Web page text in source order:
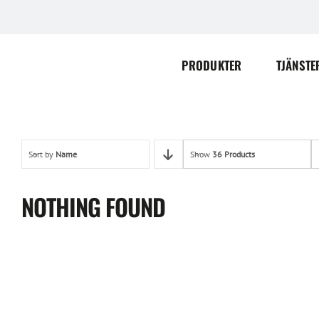
PRODUKTER
Sort by Name Show 36 Products
NOTHING FOUND